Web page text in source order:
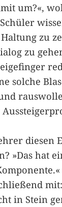
um?«,
zu
zu
solche
diesen
»Das hat
in Stein